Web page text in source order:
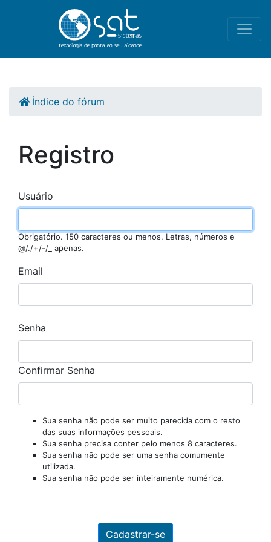
Índice do fórum
Registro
Usuário
Obrigatório. 150 caracteres ou menos. Letras, números e
@/./+/-/_ apenas.
Email
Senha
Confirmar Senha
Sua senha não pode ser muito parecida com o resto
das suas informações pessoais.
Sua senha precisa conter pelo menos 8 caracteres.
Sua senha não pode ser uma senha comumente
utilizada.
Sua senha não pode ser inteiramente numérica.
Cadastrar-se